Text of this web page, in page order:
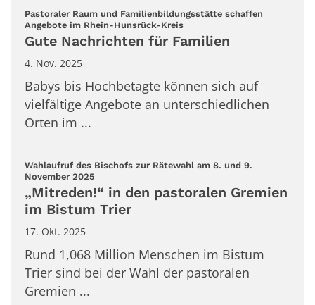
Pastoraler Raum und Familienbildungsstätte schaffen
Angebote im Rhein-Hunsrück-Kreis
Gute Nachrichten für Familien
4. Nov. 2025
Babys bis Hochbetagte können sich auf
vielfältige Angebote an unterschiedlichen
Orten im ...
Wahlaufruf des Bischofs zur Rätewahl am 8. und 9.
November 2025:
„Mitreden!“ in den pastoralen Gremien
im Bistum Trier
17. Okt. 2025
Rund 1,068 Million Menschen im Bistum
Trier sind bei der Wahl der pastoralen
Gremien ...